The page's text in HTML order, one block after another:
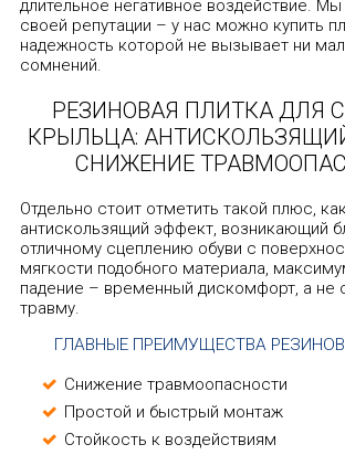
длительное негативное воздействие.
своей репутации – у нас можно купить
надежность которой не вызывает ни
сомнений.
РЕЗИНОВАЯ ПЛИТКА ДЛЯ
КРЫЛЬЦА:
СНИЖЕНИЕ
Отдельно стоит отметить такой плюс,
антискользящий эффект, возникающий
отличному сцеплению обуви с
мягкости подобного материала,
падение – временный дискомфорт, а не
травму.
ГЛАВНЫЕ ПРЕИМУЩЕСТВА
Снижение травмоопасности
Простой и быстрый монтаж
Стойкость к воздействиям